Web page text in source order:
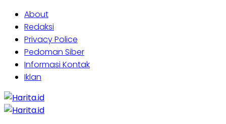
About
Redaksi
Privacy Police
Pedoman Siber
Informasi Kontak
Iklan